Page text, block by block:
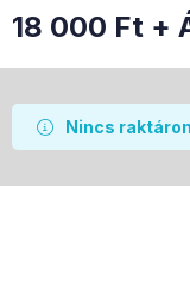
18 000 Ft +
Nincs raktáron